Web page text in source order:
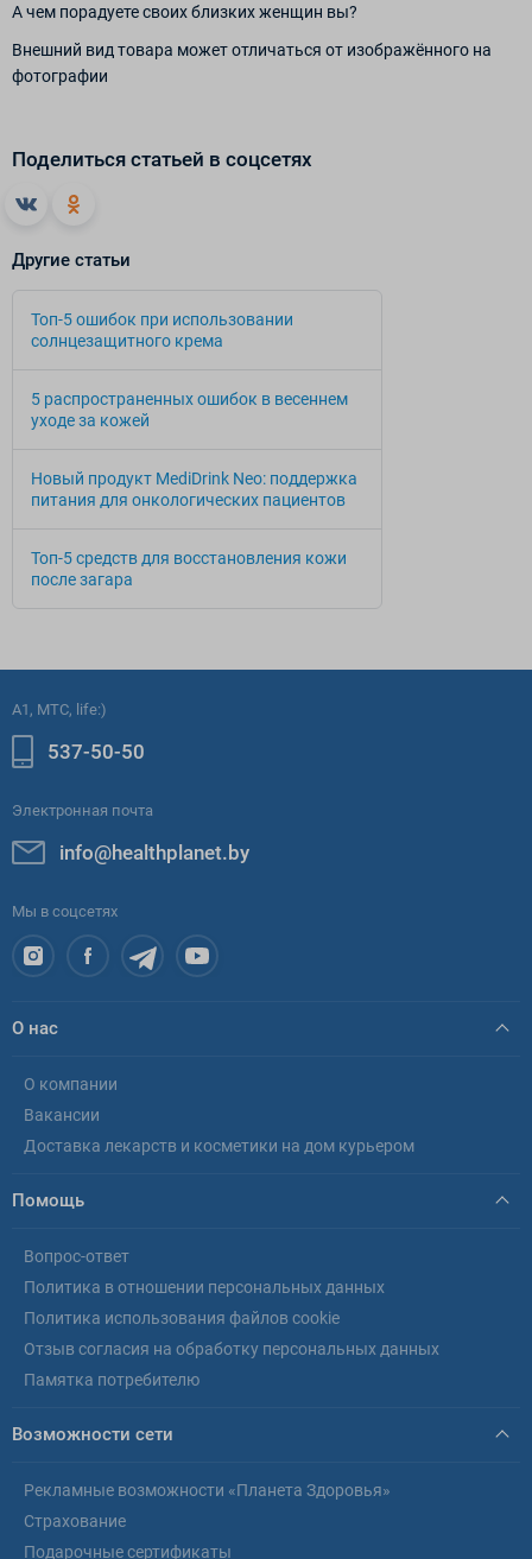
А чем порадуете своих близких женщин вы?
Внешний вид товара может отличаться от изображённого на
фотографии
Поделиться статьей в соцсетях
Другие статьи
Топ-5 ошибок при использовании
солнцезащитного крема
5 распространенных ошибок в весеннем
уходе за кожей
Новый продукт MediDrink Neo: поддержка
питания для онкологических пациентов
Топ-5 средств для восстановления кожи
после загара
A1, МТС, life:)
537-50-50
Электронная почта
info@healthplanet.by
Мы в соцсетях
О нас
О компании
Вакансии
Доставка лекарств и косметики на дом курьером
Помощь
Вопрос-ответ
Политика в отношении персональных данных
Политика использования файлов cookie
Отзыв согласия на обработку персональных данных
Памятка потребителю
Возможности сети
Рекламные возможности «Планета Здоровья»
Страхование
Подарочные сертификаты